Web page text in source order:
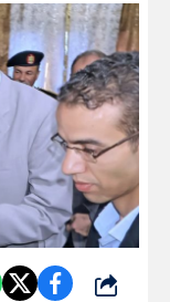
شارك